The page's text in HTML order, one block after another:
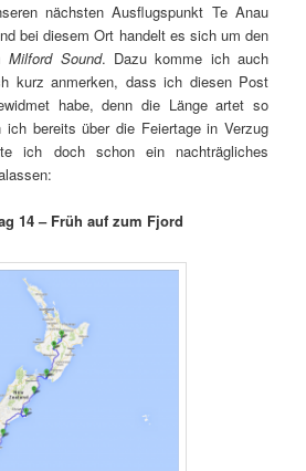
nächsten Ausflugspunkt Te Anau
bei diesem Ort handelt es sich um den
Milford Sound. Dazu komme ich auch
kurz anmerken, dass ich diesen Post
habe, denn die Länge artet so
bereits über die Feiertage in Verzug
ich doch schon ein nachträgliches
14 – Früh auf zum Fjord